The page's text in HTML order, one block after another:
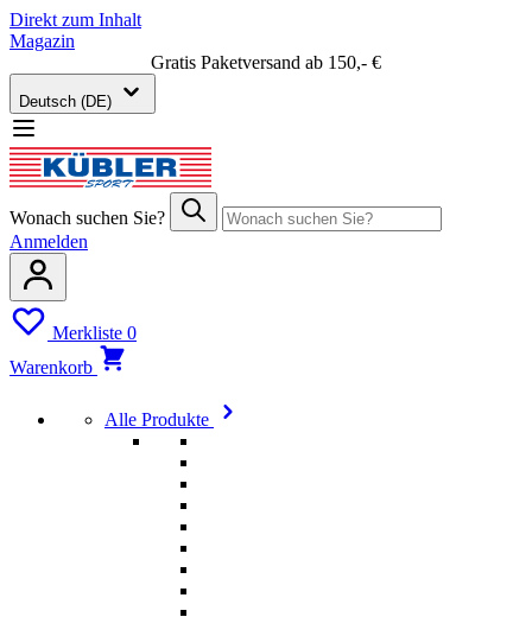
Direkt zum Inhalt
Magazin
Gratis Paketversand ab 150,- €
Deutsch (DE)
Wonach suchen Sie?
Anmelden
Merkliste 0
Warenkorb
Alle Produkte